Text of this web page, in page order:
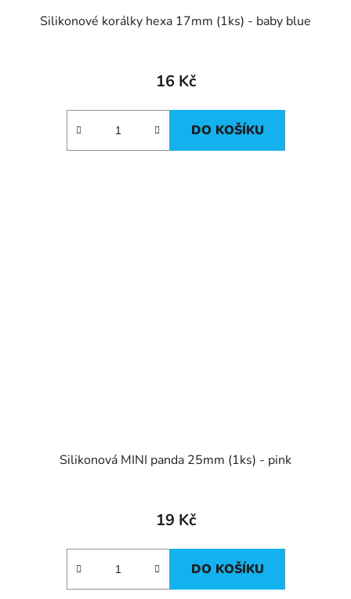
Silikonové korálky hexa 17mm (1ks) - baby blue
16 Kč
DO KOŠÍKU
Silikonová MINI panda 25mm (1ks) - pink
19 Kč
DO KOŠÍKU